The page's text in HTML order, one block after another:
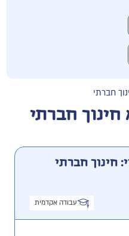
חברתי
חברתי
חינוך חברתי
עבודה אקדמית